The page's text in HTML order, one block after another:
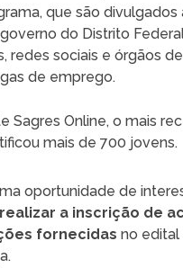
que são divulgados
do Distrito
redes sociais e órgãos de
de emprego.
Sagres Online, o mais
mais de 700 jovens.
oportunidade de
realizar a inscrição de
fornecidas no edital